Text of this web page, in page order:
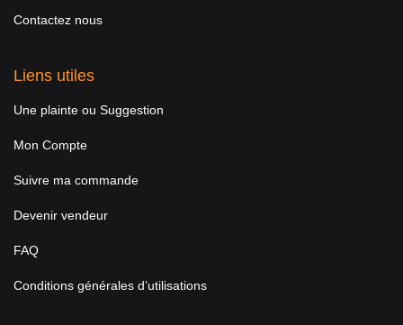
Contactez nous
Liens utiles
Une plainte ou Suggestion
Mon Compte
Suivre ma commande
Devenir vendeur
FAQ
Conditions générales d’utilisations